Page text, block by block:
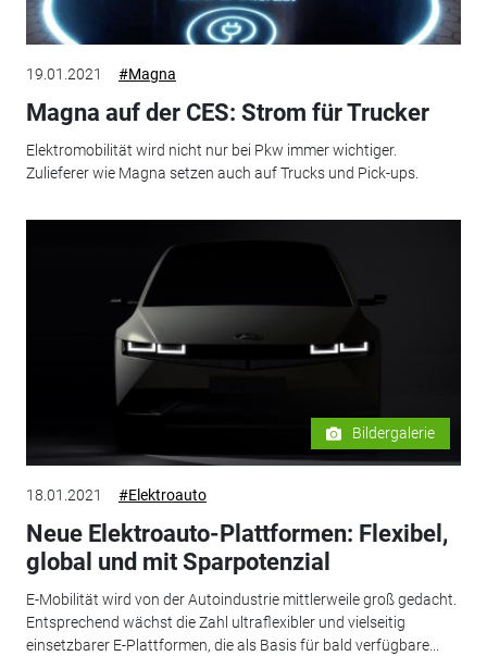
19.01.2021 #Magna
Magna auf der CES: Strom für Trucker
Elektromobilität wird nicht nur bei Pkw immer wichtiger.
Zulieferer wie Magna setzen auch auf Trucks und Pick-ups.
Bildergalerie
18.01.2021 #Elektroauto
Neue Elektroauto-Plattformen: Flexibel,
global und mit Sparpotenzial
E-Mobilität wird von der Autoindustrie mittlerweile groß gedacht.
Entsprechend wächst die Zahl ultraflexibler und vielseitig
einsetzbarer E-Plattformen, die als Basis für bald verfügbare...